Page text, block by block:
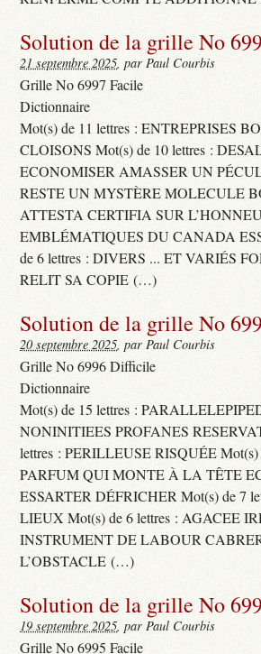
Solution de la grille No
21 septembre 2025, par Paul Courbis
Grille No 6997 Facile
Dictionnaire
Mot(s) de 11 lettres : ENTREPRISES
CLOISONS Mot(s) de 10 lettres :
ECONOMISER AMASSER UN
RESTE UN MYSTÈRE MOLECULE
ATTESTA CERTIFIA SUR
EMBLÉMATIQUES DU CANADA
de 6 lettres : DIVERS ... ET VARIÉS
RELIT SA COPIE (…)
Solution de la grille No
20 septembre 2025, par Paul Courbis
Grille No 6996 Difficile
Dictionnaire
Mot(s) de 15 lettres :
NONINITIEES PROFANES
lettres : PERILLEUSE RISQUÉE
PARFUM QUI MONTE À LA TÊTE
ESSARTER DÉFRICHER Mot(s) de 7
LIEUX Mot(s) de 6 lettres : AGACEE
INSTRUMENT DE LABOUR
L’OBSTACLE (…)
Solution de la grille No
19 septembre 2025, par Paul Courbis
Grille No 6995 Facile